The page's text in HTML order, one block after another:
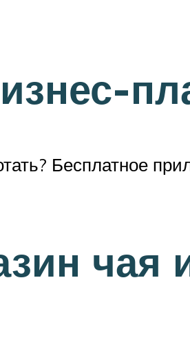
Бесплатное
чая